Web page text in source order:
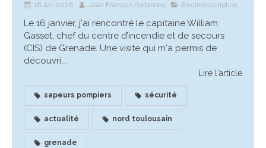
16 Jan 2026 Jean François Portarrieu En circonscription
Le 16 janvier, j'ai rencontré le capitaine William
Gasset, chef du centre d’incendie et de secours
(CIS) de Grenade. Une visite qui m'a permis de
découvri...
Lire l'article
sapeurs pompiers sécurité
actualité nord toulousain
grenade